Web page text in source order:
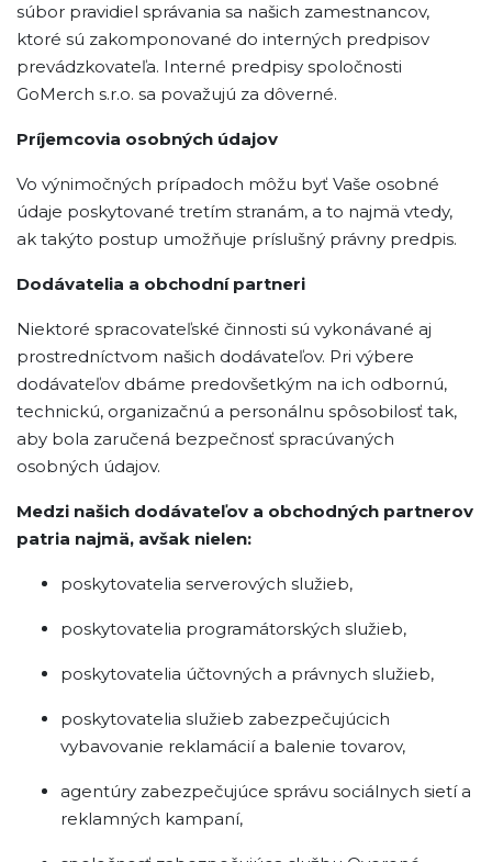
súbor pravidiel správania sa našich zamestnancov,
ktoré sú zakomponované do interných predpisov
prevádzkovateľa. Interné predpisy spoločnosti
GoMerch s.r.o. sa považujú za dôverné.
Príjemcovia osobných údajov
Vo výnimočných prípadoch môžu byť Vaše osobné
údaje poskytované tretím stranám, a to najmä vtedy,
ak takýto postup umožňuje príslušný právny predpis.
Dodávatelia a obchodní partneri
Niektoré spracovateľské činnosti sú vykonávané aj
prostredníctvom našich dodávateľov. Pri výbere
dodávateľov dbáme predovšetkým na ich odbornú,
technickú, organizačnú a personálnu spôsobilosť tak,
aby bola zaručená bezpečnosť spracúvaných
osobných údajov.
Medzi našich dodávateľov a obchodných partnerov
patria najmä, avšak nielen:
poskytovatelia serverových služieb,
poskytovatelia programátorských služieb,
poskytovatelia účtovných a právnych služieb,
poskytovatelia služieb zabezpečujúcich
vybavovanie reklamácií a balenie tovarov,
agentúry zabezpečujúce správu sociálnych sietí a
reklamných kampaní,